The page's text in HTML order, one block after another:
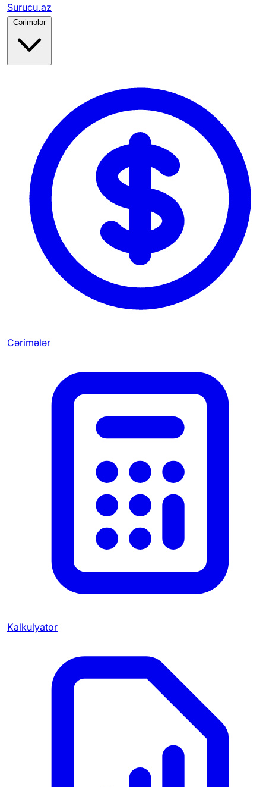
Surucu.az
Cərimələr
Cərimələr
Kalkulyator